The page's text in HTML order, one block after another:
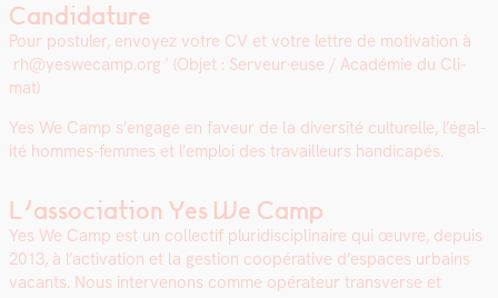
Candidature
Pour pos­tuler, envoyez votre CV et votre let­tre de moti­va­tion à
rh@yeswecamp.org (Objet : Serveur·euse / Académie du Cli­
mat)
Yes We Camp s’en­gage en faveur de la diver­sité cul­turelle, l’é­gal­
ité hommes-femmes et l’emploi des tra­vailleurs hand­i­capés.
L’association Yes We Camp
Yes We Camp est un col­lec­tif pluridis­ci­plinaire qui œuvre, depuis
2013, à l’activation et la ges­tion coopéra­tive d’espaces urbains
vacants. Nous inter­venons comme opéra­teur trans­verse et